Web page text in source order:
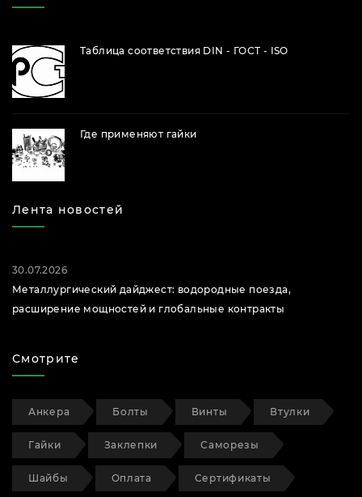
Таблица соответствия DIN - ГОСТ - ISO
Где применяют гайки
Лента новостей
30.07.2026
Металлургический дайджест: водородные поезда,
расширение мощностей и глобальные контракты
Смотрите
Анкера Болты Винты Втулки
Гайки Заклепки Саморезы
Шайбы Оплата Сертификаты